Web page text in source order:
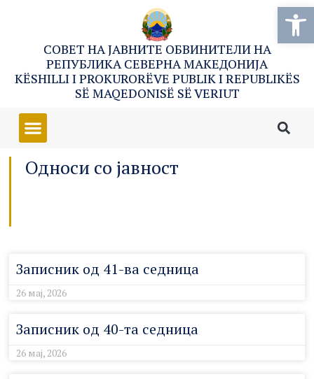
СОВЕТ НА ЈАВНИТЕ ОБВИНИТЕЛИ НА
РЕПУБЛИКА СЕВЕРНА МАКЕДОНИЈА
KËSHILLI I PROKURORËVE PUBLIK I REPUBLIKËS
SË MAQEDONISË SË VERIUT
Односи со јавност
Записник од 41-ва седница
26 мај, 2026
Записник од 40-та седница
26 мај, 2026